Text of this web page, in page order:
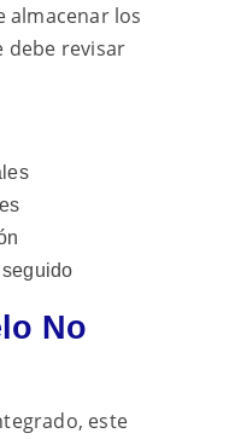
almacenar los
debe revisar
No
este